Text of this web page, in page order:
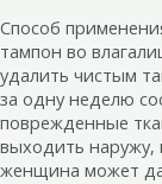
Способ
тампон во
удалить чистым
за одну неделю
поврежденные
выходить наружу,
женщина может